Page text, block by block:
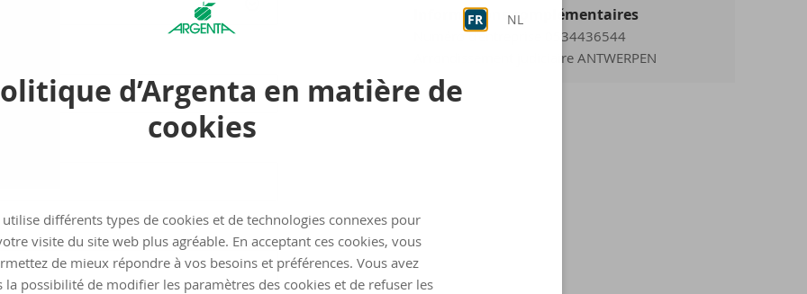
FR NL
d’Argenta en matière de
cookies
différents types de cookies et de technologies connexes pour
visite du site web plus agréable. En acceptant ces cookies, vous
de mieux répondre à vos besoins et préférences. Vous avez
la possibilité de modifier les paramètres des cookies et de refuser les
Informations complémentaires
Numéro d'entreprise 0534436544
Arrondissement judiciaire ANTWERPEN